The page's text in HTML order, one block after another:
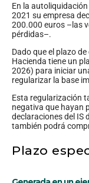
En la
2021 su empresa
200.000 euros –las
pérdidas–.
Dado que el plazo
Hacienda tiene un
2026) para iniciar
regularizar la base
Esta regularización
negativa que hayan
declaraciones del IS
también podrá
Plazo